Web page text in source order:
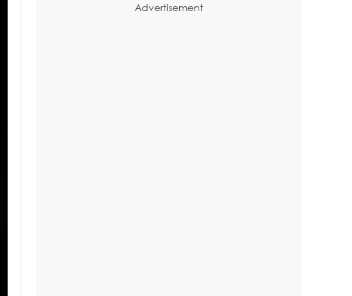
Advertisement